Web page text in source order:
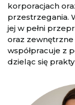
korporacjach
przestrzegania.
jej w pełni
oraz
współpracuje z
dzieląc się